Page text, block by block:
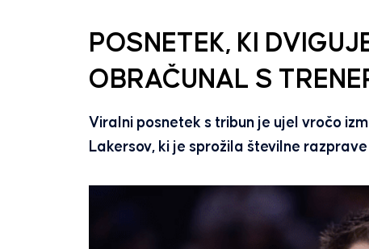
POSNETEK, KI
OBRAČUNAL S
Viralni posnetek s tribun je ujel vročo
Lakersov, ki je sprožila številne